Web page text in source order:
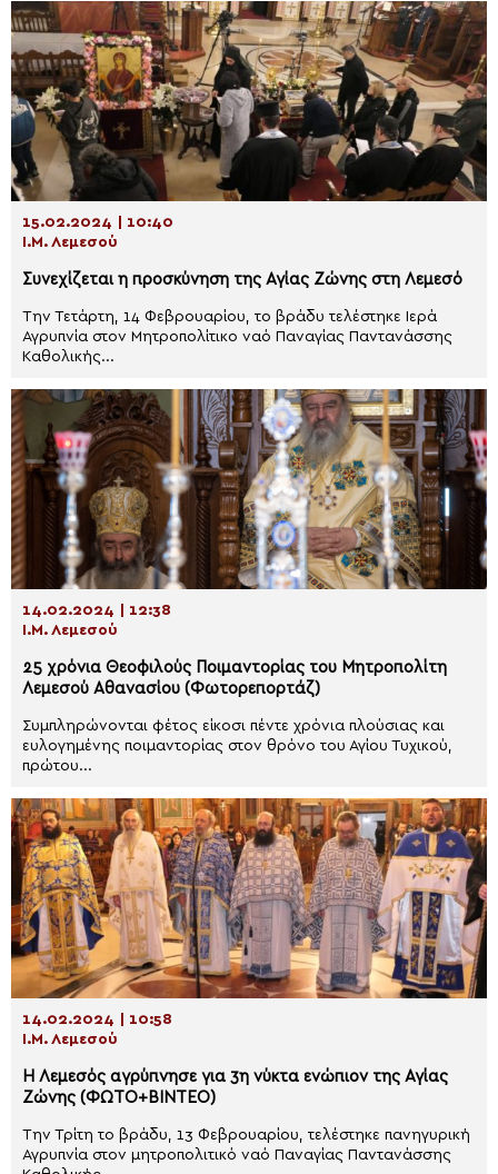
15.02.2024 | 10:40
Ι.Μ. Λεμεσού
Συνεχίζεται η προσκύνηση της Αγίας Ζώνης στη Λεμεσό
Την Τετάρτη, 14 Φεβρουαρίου, το βράδυ τελέστηκε Ιερά
Αγρυπνία στον Μητροπολίτικο ναό Παναγίας Παντανάσσης
Καθολικής...
14.02.2024 | 12:38
Ι.Μ. Λεμεσού
25 χρόνια Θεοφιλούς Ποιμαντορίας του Μητροπολίτη
Λεμεσού Αθανασίου (Φωτορεπορτάζ)
Συμπληρώνονται φέτος είκοσι πέντε χρόνια πλούσιας και
ευλογημένης ποιμαντορίας στον θρόνο του Αγίου Τυχικού,
πρώτου...
14.02.2024 | 10:58
Ι.Μ. Λεμεσού
Η Λεμεσός αγρύπνησε για 3η νύκτα ενώπιον της Αγίας
Ζώνης (ΦΩΤΟ+ΒΙΝΤΕΟ)
Την Τρίτη το βράδυ, 13 Φεβρουαρίου, τελέστηκε πανηγυρική
Αγρυπνία στον μητροπολιτικό ναό Παναγίας Παντανάσσης